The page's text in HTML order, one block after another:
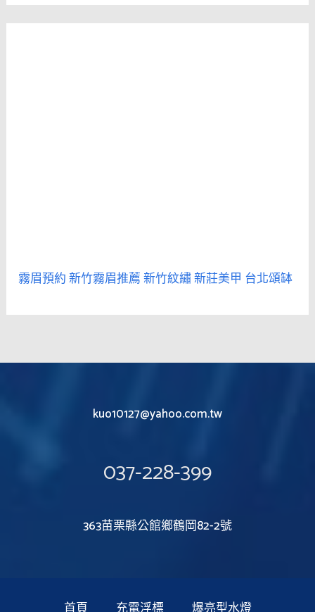
霧眉預約新竹霧眉推薦新竹紋繡新莊美甲 台北頌缽
kuo10127@yahoo.com.tw
037-228-399
363苗栗縣公館鄉鶴岡82-2號